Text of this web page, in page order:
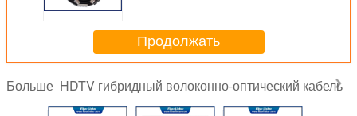
Продолжать
Больше HDTV гибридный волоконно-оптический кабель